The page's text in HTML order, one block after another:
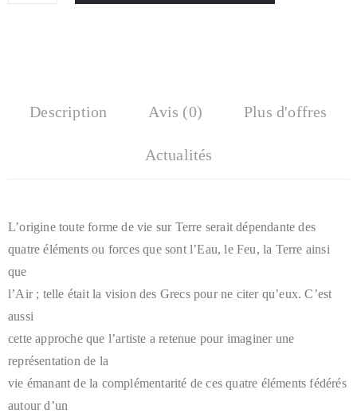
Description Avis (0) Plus d'offres
Actualités
L’origine toute forme de vie sur Terre serait dépendante des
quatre éléments ou forces que sont l’Eau, le Feu, la Terre ainsi
que
l’Air ; telle était la vision des Grecs pour ne citer qu’eux. C’est
aussi
cette approche que l’artiste a retenue pour imaginer une
représentation de la
vie émanant de la complémentarité de ces quatre éléments fédérés
autour d’un